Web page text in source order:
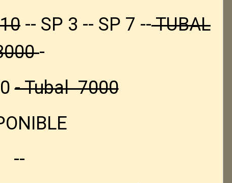
-- SP 3 -- SP 7 --TUBAL
-
- Tubal 7000
--